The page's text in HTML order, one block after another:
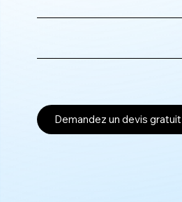
Demandez un devis gratuit